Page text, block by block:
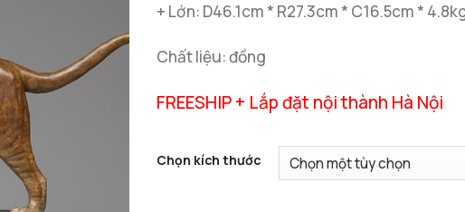
+ Lớn: D46.1cm * R27.3cm * C16.5cm *
Chất liệu: đồng
FREESHIP + Lắp đặt nội thành Hà Nội
Chọn kích thước